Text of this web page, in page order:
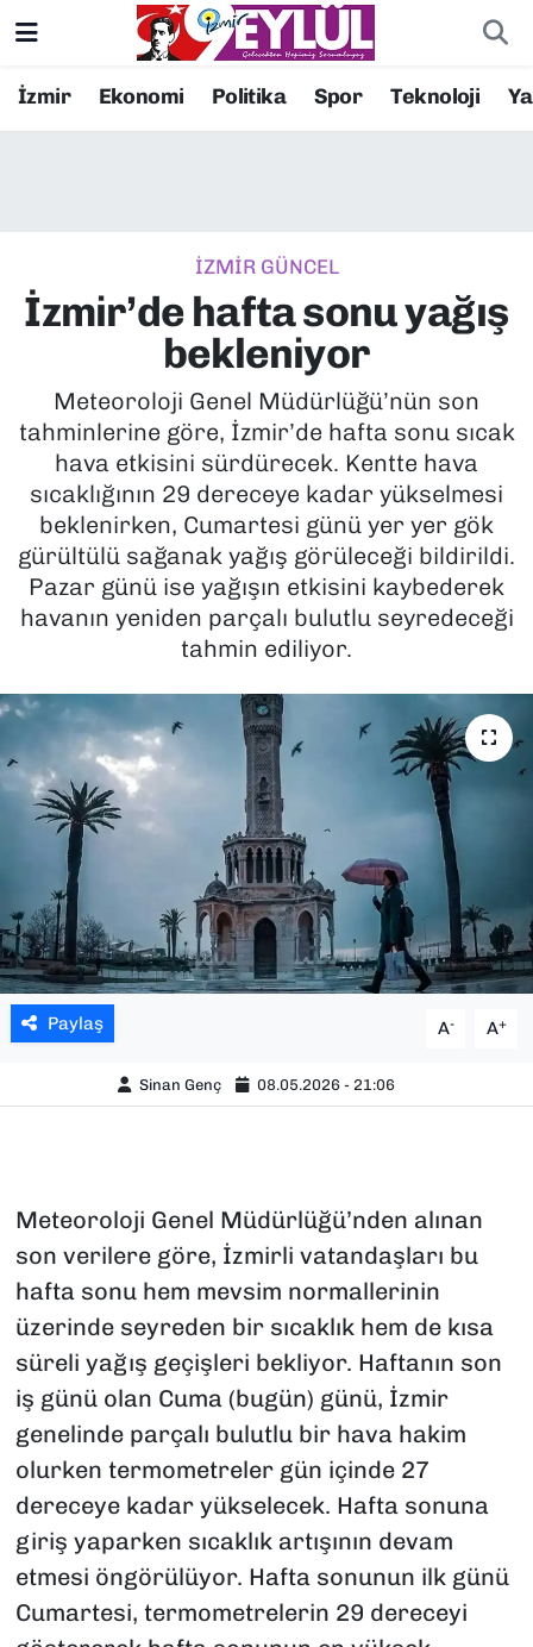
İzmir Ekonomi Politika Spor Teknoloji
İZMİR GÜNCEL
İzmir’de hafta sonu yağış
bekleniyor
Meteoroloji Genel Müdürlüğü’nün son
tahminlerine göre, İzmir’de hafta sonu sıcak
hava etkisini sürdürecek. Kentte hava
sıcaklığının 29 dereceye kadar yükselmesi
beklenirken, Cumartesi günü yer yer gök
gürültülü sağanak yağış görüleceği bildirildi.
Pazar günü ise yağışın etkisini kaybederek
havanın yeniden parçalı bulutlu seyredeceği
tahmin ediliyor.
Paylaş A- A+
Sinan Genç 08.05.2026 - 21:06
Meteoroloji Genel Müdürlüğü’nden alınan
son verilere göre, İzmirli vatandaşları bu
hafta sonu hem mevsim normallerinin
üzerinde seyreden bir sıcaklık hem de kısa
süreli yağış geçişleri bekliyor. Haftanın son
iş günü olan Cuma (bugün) günü, İzmir
genelinde parçalı bulutlu bir hava hakim
olurken termometreler gün içinde 27
dereceye kadar yükselecek. Hafta sonuna
giriş yaparken sıcaklık artışının devam
etmesi öngörülüyor. Hafta sonunun ilk günü
Cumartesi, termometrelerin 29 dereceyi
Resmi İlanlar
EKONOMİ
KÜLTÜR SANAT
MAGAZİN
POLİTİKA
SAĞLIK
SPOR
TEKNOLOJİ
YAŞAM
YEREL YÖNETİMLER
Konak Nöbetçi Eczaneler
Süper Lig Puan Durumu ve Fikstür
Tüm Manşetler
Son Dakika Haberleri
Haber Arşivi